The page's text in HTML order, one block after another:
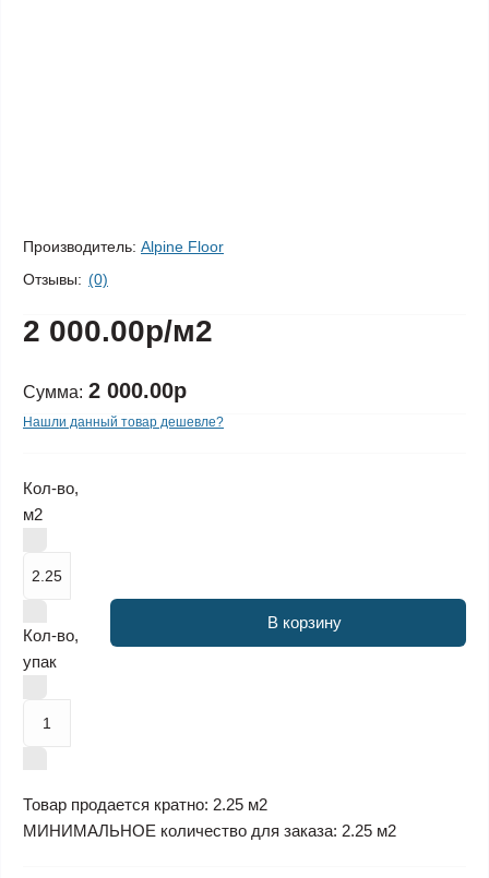
Производитель: Alpine Floor
Отзывы: (0)
2 000.00р/м2
Сумма: 2 000.00р
Нашли данный товар дешевле?
Кол-во,
м2
Кол-во,
упак
В корзину
Товар продается кратно: 2.25 м2
МИНИМАЛЬНОЕ количество для заказа: 2.25 м2